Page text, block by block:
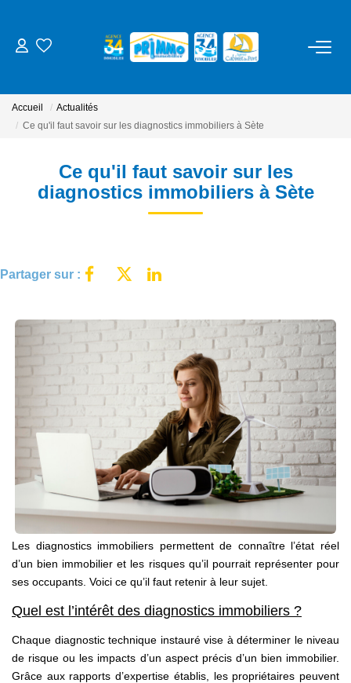
LOUER
ESTIMER
Syndic
NOS AGENCES
Qui Sommes Nous
Notre Équipe
Nos Actualités
Avis Clients
CONTACT
EN
Accueil
Actualités
Ce qu'il faut savoir sur les diagnostics immobiliers à Sète
Ce qu'il faut savoir sur les
diagnostics immobiliers à Sète
Partager sur :
Les diagnostics immobiliers permettent de connaître l’état réel
d’un bien immobilier et les risques qu’il pourrait représenter pour
ses occupants. Voici ce qu’il faut retenir à leur sujet.
Quel est l’intérêt des diagnostics immobiliers ?
Chaque diagnostic technique instauré vise à déterminer le niveau
de risque ou les impacts d’un aspect précis d’un bien immobilier.
Grâce aux rapports d’expertise établis, les propriétaires peuvent